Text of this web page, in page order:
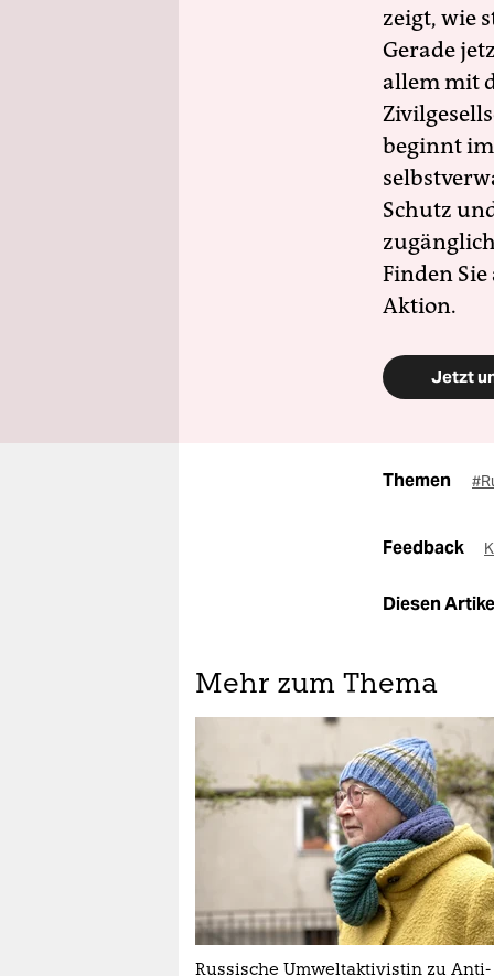
zeigt, wie
Gerade
allem mit
beginnt
Schutz
Finden
Aktion.
Jetzt
Themen
Feedback
Diesen
Mehr zum Thema
Russische Umweltaktivistin zu Anti-